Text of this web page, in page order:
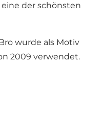
der schönsten
wurde als Motiv
2009 verwendet.